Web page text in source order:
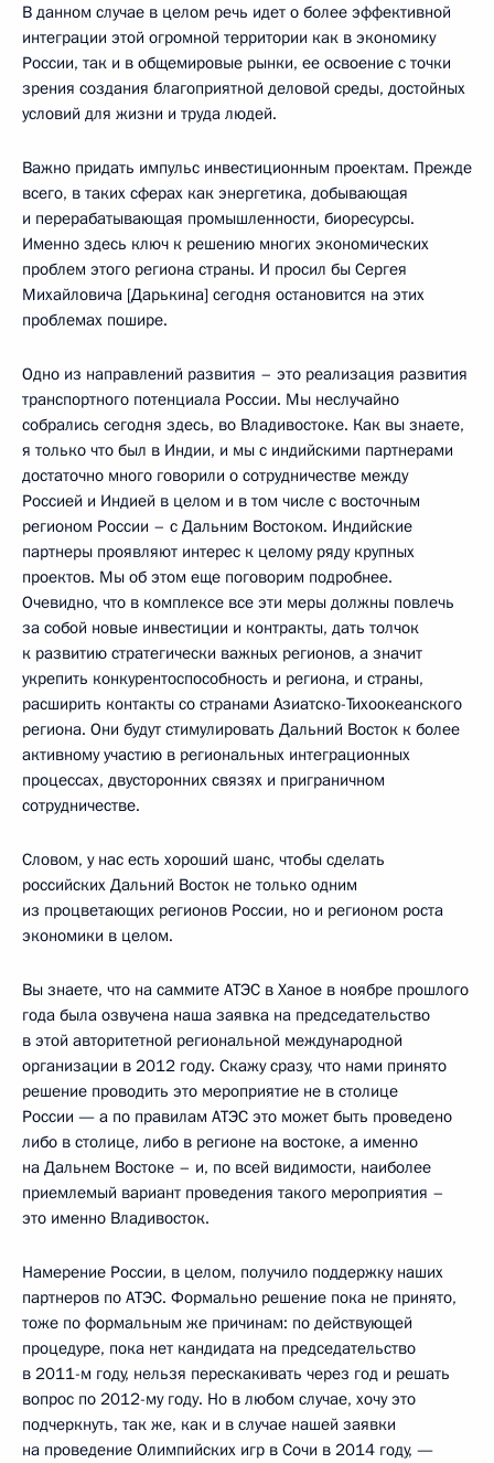
В данном случае в целом речь идет о более эффективной
интеграции этой огромной территории как в экономику
России, так и в общемировые рынки, ее освоение с точки
зрения создания благоприятной деловой среды, достойных
условий для жизни и труда людей.
Важно придать импульс инвестиционным проектам. Прежде
всего, в таких сферах как энергетика, добывающая
и перерабатывающая промышленности, биоресурсы.
Именно здесь ключ к решению многих экономических
проблем этого региона страны. И просил бы Сергея
Михайловича [Дарькина] сегодня остановится на этих
проблемах пошире.
Одно из направлений развития – это реализация развития
транспортного потенциала России. Мы неслучайно
собрались сегодня здесь, во Владивостоке. Как вы знаете,
я только что был в Индии, и мы с индийскими партнерами
достаточно много говорили о сотрудничестве между
Россией и Индией в целом и в том числе с восточным
регионом России – с Дальним Востоком. Индийские
партнеры проявляют интерес к целому ряду крупных
проектов. Мы об этом еще поговорим подробнее.
Очевидно, что в комплексе все эти меры должны повлечь
за собой новые инвестиции и контракты, дать толчок
к развитию стратегически важных регионов, а значит
укрепить конкурентоспособность и региона, и страны,
расширить контакты со странами Азиатско-Тихоокеанского
региона. Они будут стимулировать Дальний Восток к более
активному участию в региональных интеграционных
процессах, двусторонних связях и приграничном
сотрудничестве.
Словом, у нас есть хороший шанс, чтобы сделать
российских Дальний Восток не только одним
из процветающих регионов России, но и регионом роста
экономики в целом.
Вы знаете, что на саммите АТЭС в Ханое в ноябре прошлого
года была озвучена наша заявка на председательство
в этой авторитетной региональной международной
организации в 2012 году. Скажу сразу, что нами принято
решение проводить это мероприятие не в столице
России — а по правилам АТЭС это может быть проведено
либо в столице, либо в регионе на востоке, а именно
на Дальнем Востоке – и, по всей видимости, наиболее
приемлемый вариант проведения такого мероприятия –
это именно Владивосток.
Намерение России, в целом, получило поддержку наших
партнеров по АТЭС. Формально решение пока не принято,
тоже по формальным же причинам: по действующей
процедуре, пока нет кандидата на председательство
в 2011-м году, нельзя перескакивать через год и решать
вопрос по 2012-му году. Но в любом случае, хочу это
подчеркнуть, так же, как и в случае нашей заявки
на проведение Олимпийских игр в Сочи в 2014 году, —